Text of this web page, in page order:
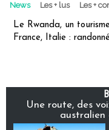
News Les + lus Les +
Le Rwanda, un
France, Italie :
Une route, des
australien